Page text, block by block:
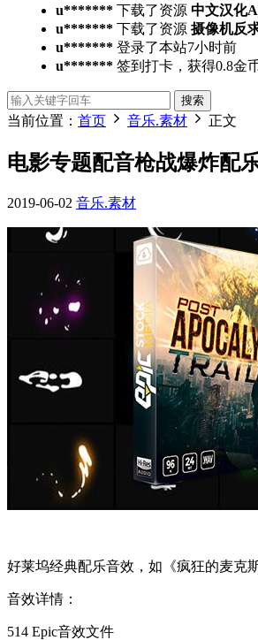
u******* 下载了资源 中文汉化
u******* 下载了资源 摄像机反
u******* 登录了本站7小时前
u******* 签到打卡，获得0.8金
搜索
当前位置： 首页 音乐.素材 正文
电影专题配音枪战爆炸配
2019-06-02 音乐.素材
好莱坞经典配乐音效，如《疯狂的麦克
音效详情：
514 Epic音效文件